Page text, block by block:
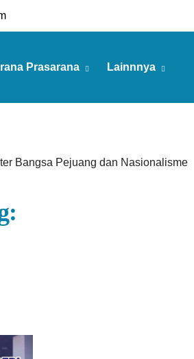
Prasarana Lainnnya
Bangsa Pejuang dan Nasionalisme